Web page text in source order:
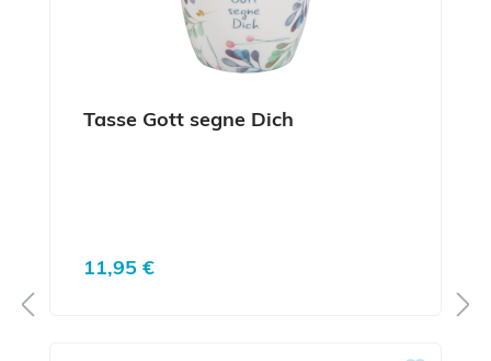
Tasse Gott segne Dich
Regulärer Preis:
11,95 €